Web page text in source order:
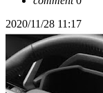
2020/11/28 11:17